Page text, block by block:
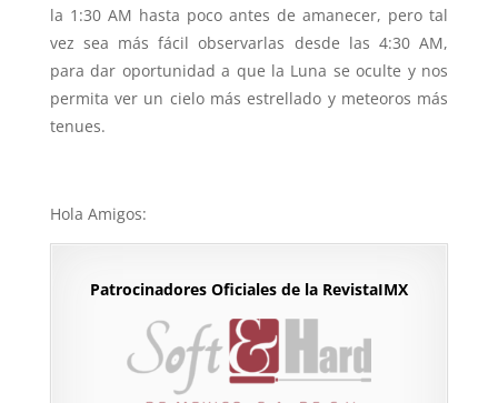
la 1:30 AM hasta poco antes de amanecer, pero tal
vez sea más fácil observarlas desde las 4:30 AM,
para dar oportunidad a que la Luna se oculte y nos
permita ver un cielo más estrellado y meteoros más
tenues.
Hola Amigos:
Patrocinadores Oficiales de la RevistaIMX